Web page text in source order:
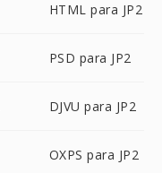
HTML para JP2
PSD para JP2
DJVU para JP2
OXPS para JP2